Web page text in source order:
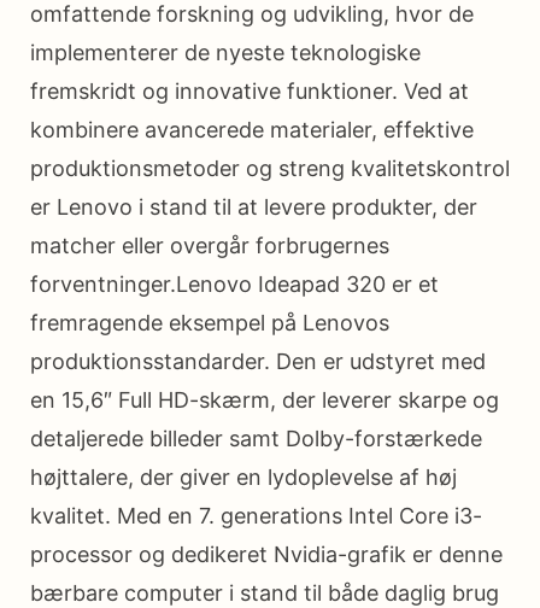
omfattende forskning og udvikling, hvor de
implementerer de nyeste teknologiske
fremskridt og innovative funktioner. Ved at
kombinere avancerede materialer, effektive
produktionsmetoder og streng kvalitetskontrol
er Lenovo i stand til at levere produkter, der
matcher eller overgår forbrugernes
forventninger.Lenovo Ideapad 320 er et
fremragende eksempel på Lenovos
produktionsstandarder. Den er udstyret med
en 15,6″ Full HD-skærm, der leverer skarpe og
detaljerede billeder samt Dolby-forstærkede
højttalere, der giver en lydoplevelse af høj
kvalitet. Med en 7. generations Intel Core i3-
processor og dedikeret Nvidia-grafik er denne
bærbare computer i stand til både daglig brug